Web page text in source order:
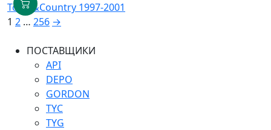
Town&Country 1997-2001
1 2 … 256 →
ПОСТАВЩИКИ
API
DEPO
GORDON
TYC
TYG